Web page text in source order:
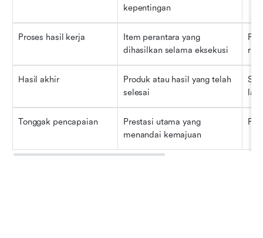
kepentingan
Proses hasil kerja
Item perantara yang
dihasilkan selama eksekusi
Hasil akhir
Produk atau hasil yang telah
selesai
Tonggak pencapaian
Prestasi utama yang
menandai kemajuan